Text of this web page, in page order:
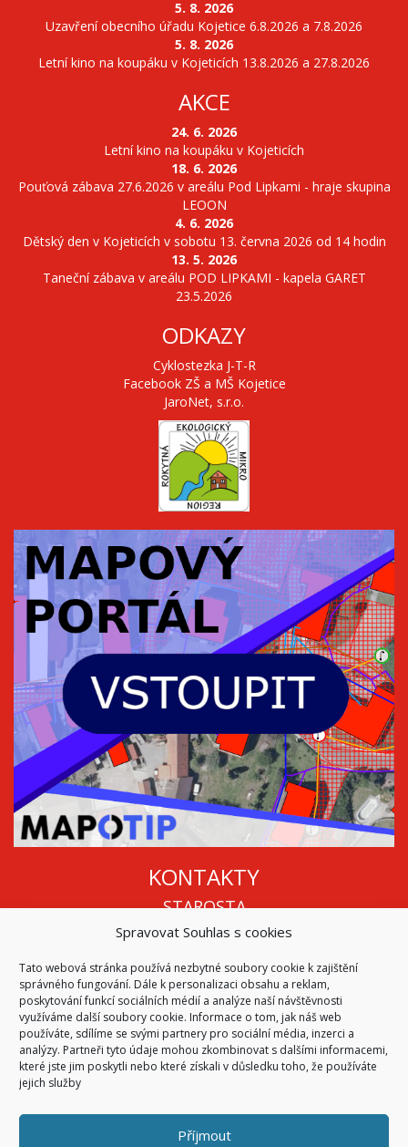
Spravovat Souhlas s cookies
Tato webová stránka používá nezbytné soubory cookie k zajištění
správného fungování. Dále k personalizaci obsahu a reklam,
poskytování funkcí sociálních médií a analýze naší návštěvnosti
využíváme další soubory cookie. Informace o tom, jak náš web
používáte, sdílíme se svými partnery pro sociální média, inzerci a
analýzy. Partneři tyto údaje mohou zkombinovat s dalšími informacemi,
které jste jim poskytli nebo které získali v důsledku toho, že používáte
jejich služby
Příjmout
5. 8. 2026
Uzavření obecního úřadu Kojetice 6.8.2026 a 7.8.2026
5. 8. 2026
Letní kino na koupáku v Kojeticích 13.8.2026 a 27.8.2026
AKCE
24. 6. 2026
Letní kino na koupáku v Kojeticích
18. 6. 2026
Pouťová zábava 27.6.2026 v areálu Pod Lipkami - hraje skupina
LEOON
4. 6. 2026
Dětský den v Kojeticích v sobotu 13. června 2026 od 14 hodin
13. 5. 2026
Taneční zábava v areálu POD LIPKAMI - kapela GARET
23.5.2026
ODKAZY
Cyklostezka J-T-R
Facebook ZŠ a MŠ Kojetice
JaroNet, s.r.o.
KONTAKTY
STAROSTA
Mgr. Roman Vala
info@oukojetice.cz
ÚŘEDNÍ HODINY
Po, St: 15:30 - 16:30
Všechny kontakty | Kde nás najdete